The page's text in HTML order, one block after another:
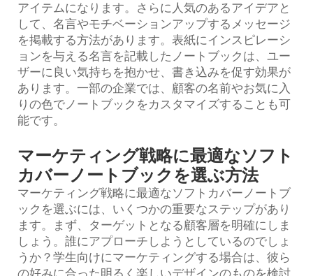
アイテムになります。さらに人気のあるアイデアと
して、名言やモチベーションアップするメッセージ
を掲載する方法があります。表紙にインスピレーシ
ョンを与える名言を記載したノートブックは、ユー
ザーに良い気持ちを抱かせ、書き込みを促す効果が
あります。一部の企業では、顧客の名前やお気に入
りの色でノートブックをカスタマイズすることも可
能です。
マーケティング戦略に最適なソフト
カバーノートブックを選ぶ方法
マーケティング戦略に最適なソフトカバーノートブ
ックを選ぶには、いくつかの重要なステップがあり
ます。まず、ターゲットとなる顧客層を明確にしま
しょう。誰にアプローチしようとしているのでしょ
うか？学生向けにマーケティングする場合は、彼ら
の好みに合った明るく楽しいデザインのものを検討